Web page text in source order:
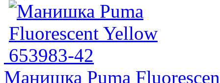
Манишка Puma